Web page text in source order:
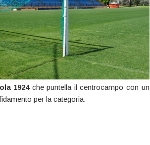
1924che puntella il centrocampo con un
per la categoria.